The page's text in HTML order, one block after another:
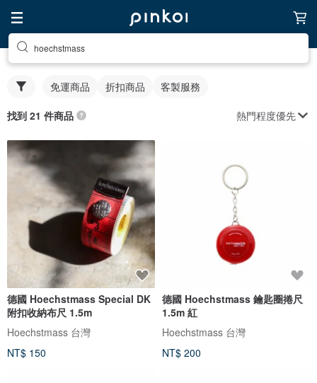
hoechstmass
免運商品 折扣商品 客製服務
找到 21 件商品 熱門程度優先
德國 Hoechstmass Special DK
附扣收納布尺 1.5m
Hoechstmass 台灣
NT$ 150
德國 Hoechstmass 鑰匙圈捲尺
1.5m 紅
Hoechstmass 台灣
NT$ 200